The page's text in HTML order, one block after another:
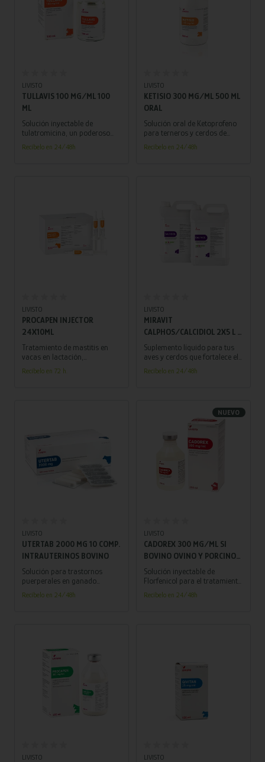
LIVISTO
TULLAVIS 100 MG/ML 100
ML
Solución inyectable de
tulatromicina, un poderoso
antibiótico efectivo en el
tratamiento de enfermedades
Recíbelo en 24/48h
LIVISTO
KETISIO 300 MG/ML 500 ML
ORAL
Solución oral de Ketoprofeno
para terneros y cerdos de
engorde, aliviando la fiebre y
problemas respiratorios de
Recíbelo en 24/48h
LIVISTO
PROCAPEN INJECTOR
24X10ML
Tratamiento de mastitis en
vacas en lactación,
producidas por estafilococos
y estreptococos sensibles a la
Recíbelo en 72 h.
LIVISTO
MIRAVIT
CALPHOS/CALCIDIOL 2X5 L –
SUPLEMENTO LÍQUIDO PARA
AVES Y CERDOS, FORTALECE
DESARROLLO ÓSEO Y
Suplemento líquido para tus
aves y cerdos que fortalece el
desarrollo óseo y muscular,
promoviendo un crecimiento
Recíbelo en 24/48h
LIVISTO
UTERTAB 2000 MG 10 COMP.
INTRAUTERINOS BOVINO
Solución para trastornos
puerperales en ganado
bovino, tratando y previniendo
afecciones postparto con su
Recíbelo en 24/48h
NUEVO
LIVISTO
CADOREX 300 MG/ML SI
BOVINO OVINO Y PORCINO
250 ML
Solución inyectable de
Florfenicol para el tratamiento
eficaz de infecciones
respiratorias en bovino, ovino
Recíbelo en 24/48h
LIVISTO LIVISTO